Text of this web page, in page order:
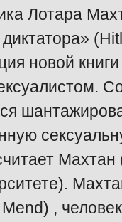
Лотара
новой
,